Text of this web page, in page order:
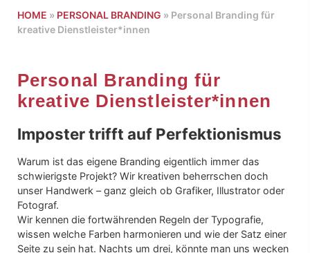
HOME » PERSONAL BRANDING » Personal Branding für
kreative Dienstleister*innen
Personal Branding für
kreative Dienstleister*innen
Imposter trifft auf Perfektionismus
Warum ist das eigene Branding eigentlich immer das
schwierigste Projekt? Wir kreativen beherrschen doch
unser Handwerk – ganz gleich ob Grafiker, Illustrator oder
Fotograf.
Wir kennen die fortwährenden Regeln der Typografie,
wissen welche Farben harmonieren und wie der Satz einer
Seite zu sein hat. Nachts um drei, könnte man uns wecken